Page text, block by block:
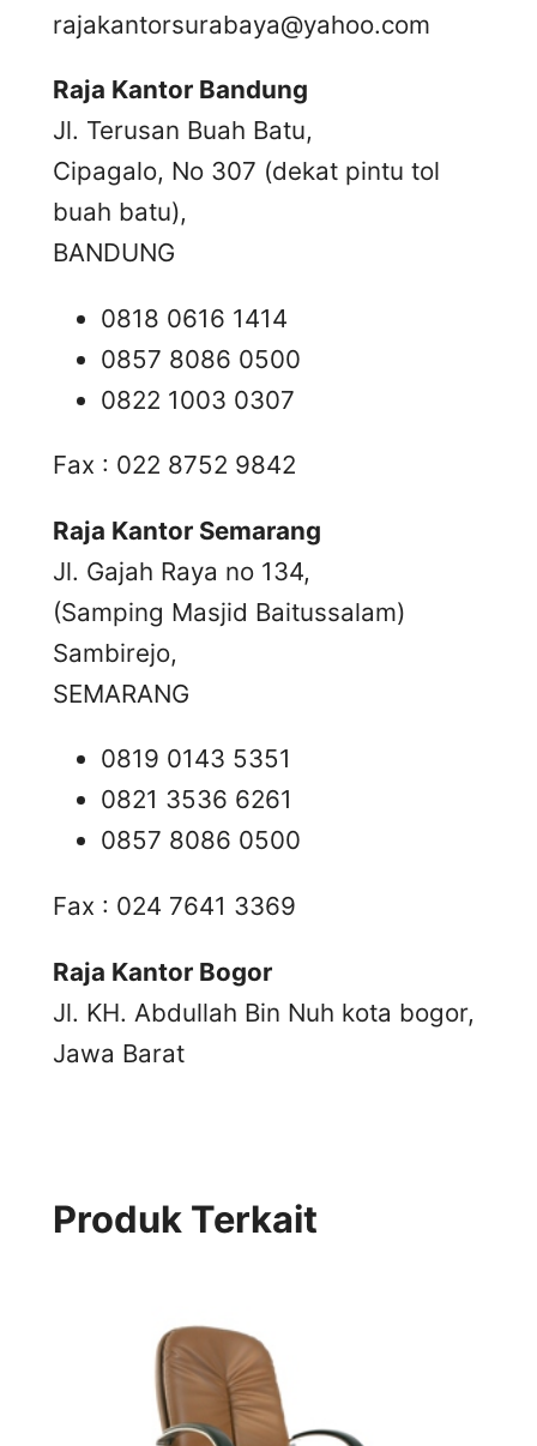
rajakantorsurabaya@yahoo.com
Raja Kantor Bandung
Jl. Terusan Buah Batu,
Cipagalo, No 307 (dekat pintu tol
buah batu),
BANDUNG
0818 0616 1414
0857 8086 0500
0822 1003 0307
Fax : 022 8752 9842
Raja Kantor Semarang
Jl. Gajah Raya no 134,
(Samping Masjid Baitussalam)
Sambirejo,
SEMARANG
0819 0143 5351
0821 3536 6261
0857 8086 0500
Fax : 024 7641 3369
Raja Kantor Bogor
Jl. KH. Abdullah Bin Nuh kota bogor,
Jawa Barat
Produk Terkait